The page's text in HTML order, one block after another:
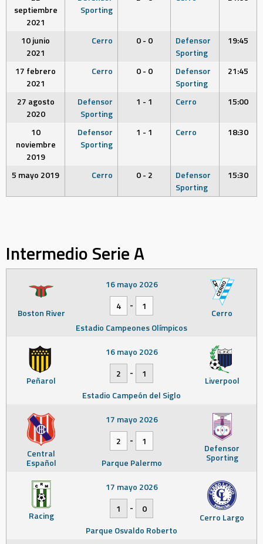
septiembre
2021
Sporting
10 junio
2021
Cerro 0 - 0
Defensor
Sporting
19:45
17 febrero
2021
Cerro 0 - 0
Defensor
Sporting
21:45
27 agosto
2020
Defensor
Sporting
1 - 1 Cerro 15:00
10
noviembre
2019
Defensor
Sporting
1 - 1 Cerro 18:30
5 mayo 2019 Cerro 0 - 2
Defensor
Sporting
15:30
Intermedio Serie A
Boston River Cerro
16 mayo 2026
4
-
1
Estadio Campeones Olímpicos
Peñarol Liverpool
16 mayo 2026
2
-
1
Estadio Campeón del Siglo
Central
Español
Defensor
Sporting
17 mayo 2026
2
-
1
Parque Palermo
Racing Cerro Largo
17 mayo 2026
1
-
0
Parque Osvaldo Roberto